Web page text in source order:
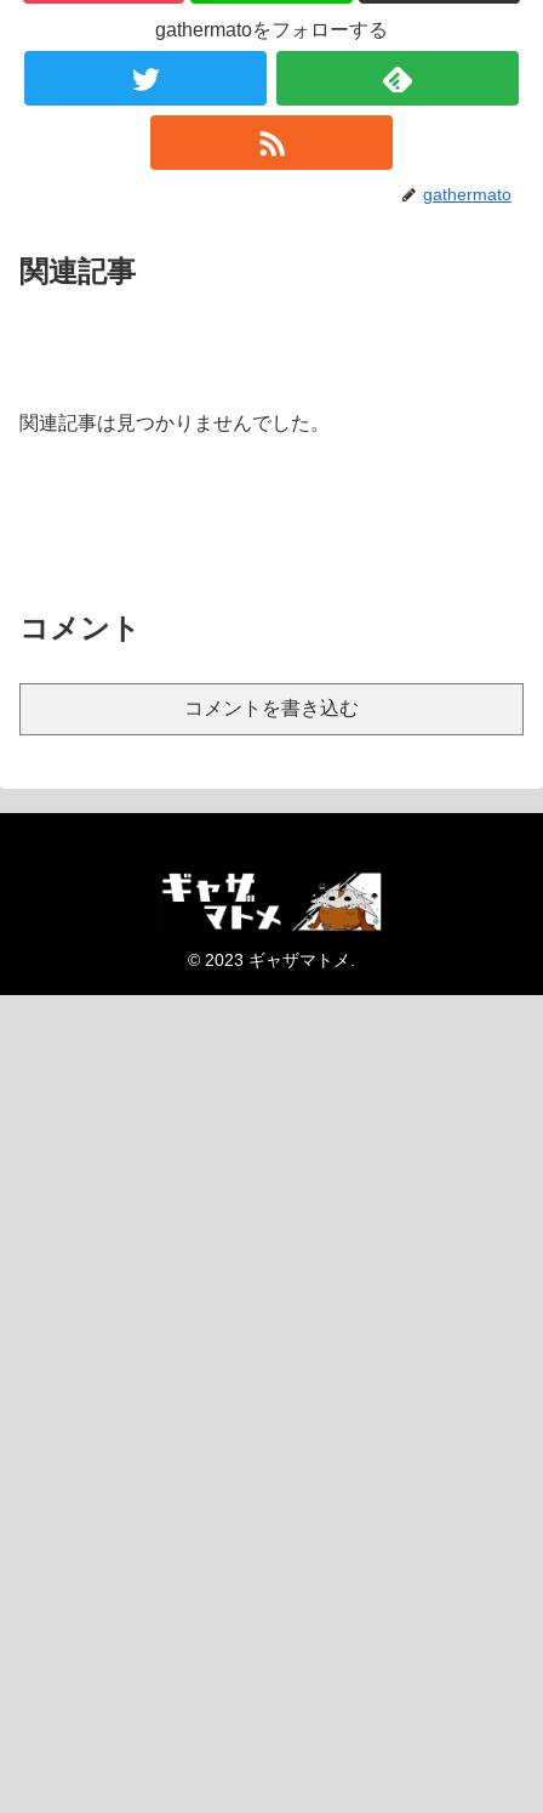
gathermatoをフォローする
gathermato
関連記事
関連記事は見つかりませんでした。
コメント
コメントを書き込む
© 2023 ギャザマトメ.